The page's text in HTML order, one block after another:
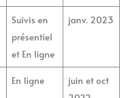
Suivis en
présentiel
et En ligne
janv. 2023
En ligne
juin et oct